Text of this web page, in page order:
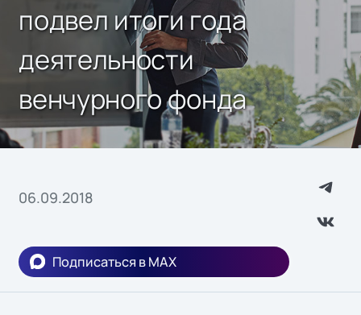
подвел итоги года
деятельности
венчурного фонда
06.09.2018
Подписаться в MAX